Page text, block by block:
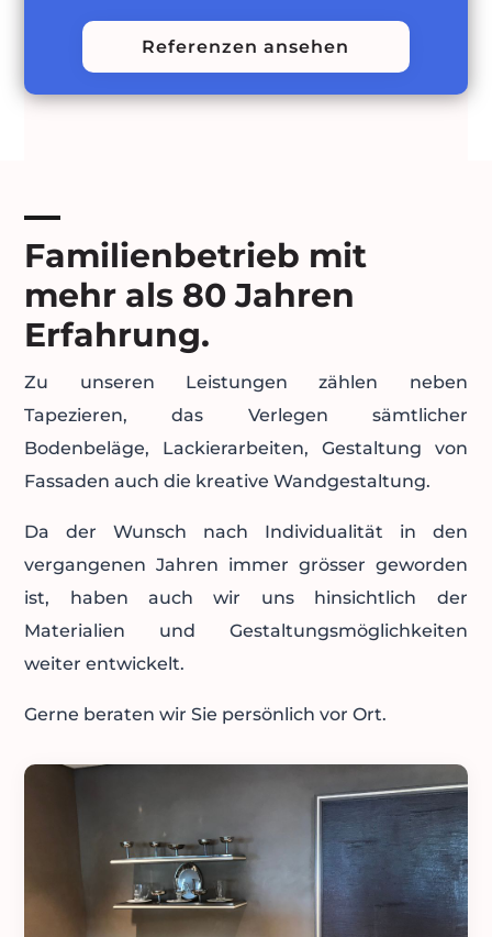
Referenzen ansehen
Familienbetrieb mit
mehr als 80 Jahren
Erfahrung.
Zu unseren Leistungen zählen neben
Tapezieren, das Verlegen sämtlicher
Bodenbeläge, Lackierarbeiten, Gestaltung von
Fassaden auch die kreative Wandgestaltung.
Da der Wunsch nach Individualität in den
vergangenen Jahren immer grösser geworden
ist, haben auch wir uns hinsichtlich der
Materialien und Gestaltungsmöglichkeiten
weiter entwickelt.
Gerne beraten wir Sie persönlich vor Ort.